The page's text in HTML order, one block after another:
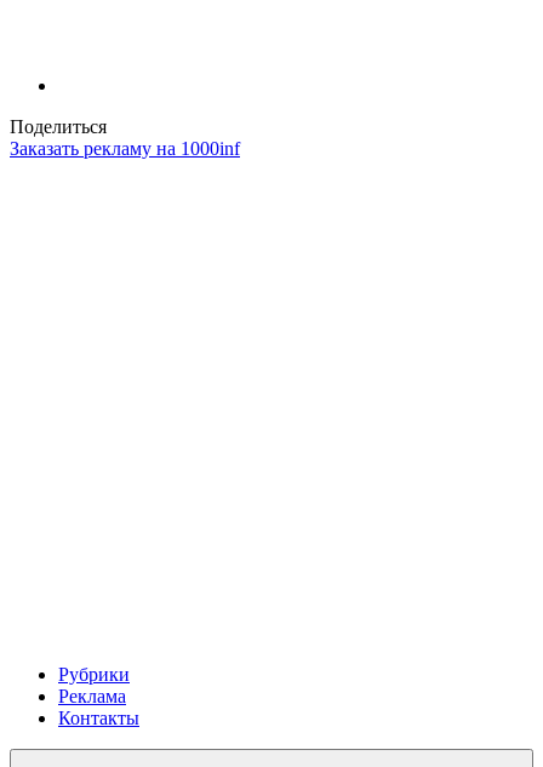
Поделиться
Заказать рекламу на 1000inf
Рубрики
Реклама
Контакты